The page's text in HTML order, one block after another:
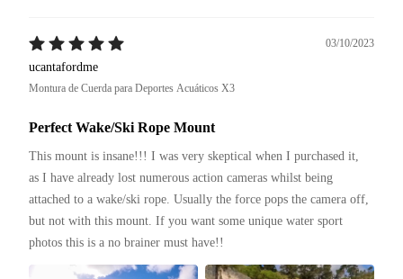
03/10/2023
ucantafordme
Montura de Cuerda para Deportes Acuáticos X3
Perfect Wake/Ski Rope Mount
This mount is insane!!! I was very skeptical when I purchased it,
as I have already lost numerous action cameras whilst being
attached to a wake/ski rope. Usually the force pops the camera off,
but not with this mount. If you want some unique water sport
photos this is a no brainer must have!!